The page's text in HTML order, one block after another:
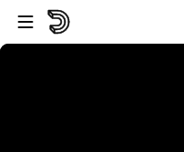
Passer au player
Passer au contenu principal